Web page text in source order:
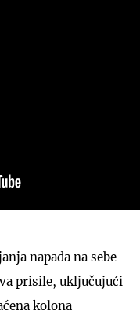
napada na sebe
prisile, uključujući
kolona